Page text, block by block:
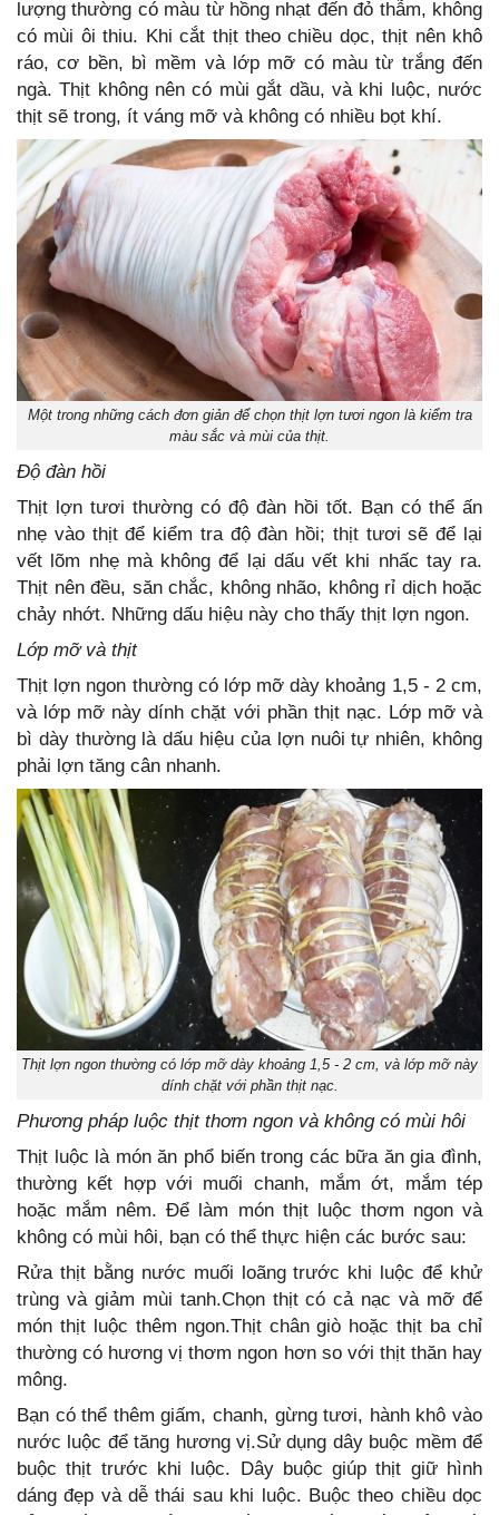
lượng thường có màu từ hồng nhạt đến đỏ thẫm, không
có mùi ôi thiu. Khi cắt thịt theo chiều dọc, thịt nên khô
ráo, cơ bền, bì mềm và lớp mỡ có màu từ trắng đến
ngà. Thịt không nên có mùi gắt dầu, và khi luộc, nước
thịt sẽ trong, ít váng mỡ và không có nhiều bọt khí.
Một trong những cách đơn giản để chọn thịt lợn tươi ngon là kiểm tra
màu sắc và mùi của thịt.
Độ đàn hồi
Thịt lợn tươi thường có độ đàn hồi tốt. Bạn có thể ấn
nhẹ vào thịt để kiểm tra độ đàn hồi; thịt tươi sẽ để lại
vết lõm nhẹ mà không để lại dấu vết khi nhấc tay ra.
Thịt nên đều, săn chắc, không nhão, không rỉ dịch hoặc
chảy nhớt. Những dấu hiệu này cho thấy thịt lợn ngon.
Lớp mỡ và thịt
Thịt lợn ngon thường có lớp mỡ dày khoảng 1,5 - 2 cm,
và lớp mỡ này dính chặt với phần thịt nạc. Lớp mỡ và
bì dày thường là dấu hiệu của lợn nuôi tự nhiên, không
phải lợn tăng cân nhanh.
Thịt lợn ngon thường có lớp mỡ dày khoảng 1,5 - 2 cm, và lớp mỡ này
dính chặt với phần thịt nạc.
Phương pháp luộc thịt thơm ngon và không có mùi hôi
Thịt luộc là món ăn phổ biến trong các bữa ăn gia đình,
thường kết hợp với muối chanh, mắm ớt, mắm tép
hoặc mắm nêm. Để làm món thịt luộc thơm ngon và
không có mùi hôi, bạn có thể thực hiện các bước sau:
Rửa thịt bằng nước muối loãng trước khi luộc để khử
trùng và giảm mùi tanh.Chọn thịt có cả nạc và mỡ để
món thịt luộc thêm ngon.Thịt chân giò hoặc thịt ba chỉ
thường có hương vị thơm ngon hơn so với thịt thăn hay
mông.
Bạn có thể thêm giấm, chanh, gừng tươi, hành khô vào
nước luộc để tăng hương vị.Sử dụng dây buộc mềm để
buộc thịt trước khi luộc. Dây buộc giúp thịt giữ hình
dáng đẹp và dễ thái sau khi luộc. Buộc theo chiều dọc